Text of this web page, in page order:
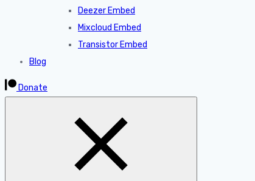
Deezer Embed
Mixcloud Embed
Transistor Embed
Blog
Donate